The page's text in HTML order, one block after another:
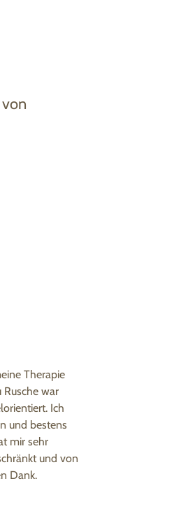
Therapie
Rusche war
Ich
und bestens
mir sehr
und von
Dank.